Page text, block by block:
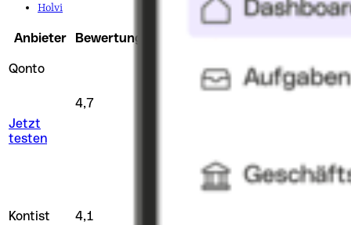
Holvi
Anbieter Bewertung
Qonto
Jetzt
testen
4,7
Kontist 4,1
kostenlos erhältlich